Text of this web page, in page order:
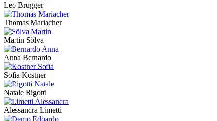
Leo Brugger
Thomas Mariacher
Martin Sölva
Anna Bernardo
Sofia Kostner
Natale Rigotti
Alessandra Limetti